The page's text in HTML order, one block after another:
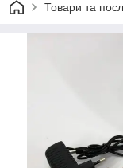
Товари та